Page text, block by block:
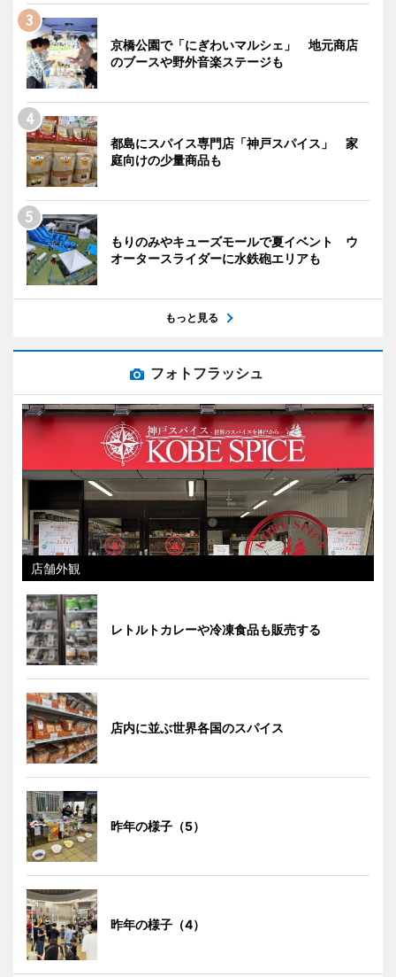
京橋公園で「にぎわいマルシェ」 地元商店
のブースや野外音楽ステージも
都島にスパイス専門店「神戸スパイス」 家
庭向けの少量商品も
もりのみやキューズモールで夏イベント ウ
オータースライダーに水鉄砲エリアも
もっと見る
フォトフラッシュ
店舗外観
レトルトカレーや冷凍食品も販売する
店内に並ぶ世界各国のスパイス
昨年の様子（5）
昨年の様子（4）